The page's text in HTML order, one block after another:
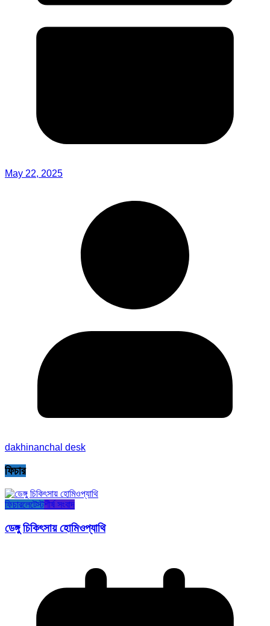
May 22, 2025
dakhinanchal desk
ফিচার
ফিচারলেটেস্টশীর্ষ সংবাদ
ডেঙ্গু চিকিৎসায় হোমিওপ্যাথি